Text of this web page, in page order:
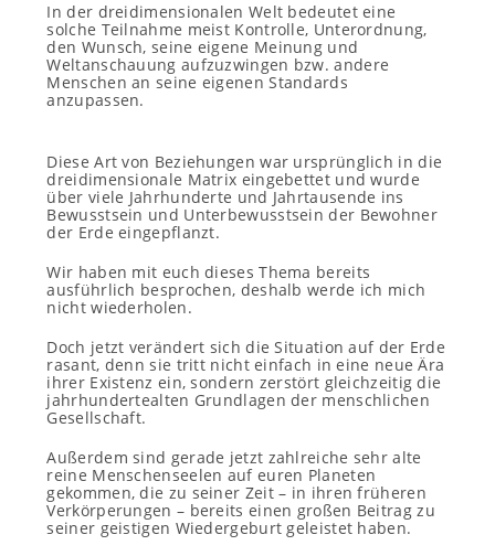
In der dreidimensionalen Welt bedeutet eine
solche Teilnahme meist Kontrolle, Unterordnung,
den Wunsch, seine eigene Meinung und
Weltanschauung aufzuzwingen bzw. andere
Menschen an seine eigenen Standards
anzupassen.
Diese Art von Beziehungen war ursprünglich in die
dreidimensionale Matrix eingebettet und wurde
über viele Jahrhunderte und Jahrtausende ins
Bewusstsein und Unterbewusstsein der Bewohner
der Erde eingepflanzt.
Wir haben mit euch dieses Thema bereits
ausführlich besprochen, deshalb werde ich mich
nicht wiederholen.
Doch jetzt verändert sich die Situation auf der Erde
rasant, denn sie tritt nicht einfach in eine neue Ära
ihrer Existenz ein, sondern zerstört gleichzeitig die
jahrhundertealten Grundlagen der menschlichen
Gesellschaft.
Außerdem sind gerade jetzt zahlreiche sehr alte
reine Menschenseelen auf euren Planeten
gekommen, die zu seiner Zeit – in ihren früheren
Verkörperungen – bereits einen großen Beitrag zu
seiner geistigen Wiedergeburt geleistet haben.